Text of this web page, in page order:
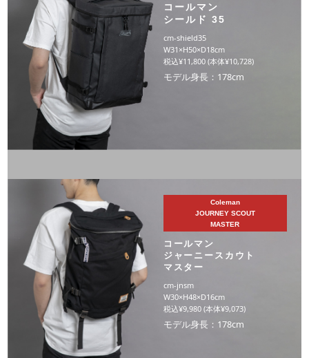
コールマン
シールド 35
cm-shield35
W31×H50×D18cm
税込¥11,800 (本体¥10,728)
モデル身長：178cm
Coleman
JOURNEY SCOUT
MASTER
コールマン
ジャーニースカウト
マスター
cm-jnsm
W30×H48×D16cm
税込¥9,980 (本体¥9,073)
モデル身長：178cm